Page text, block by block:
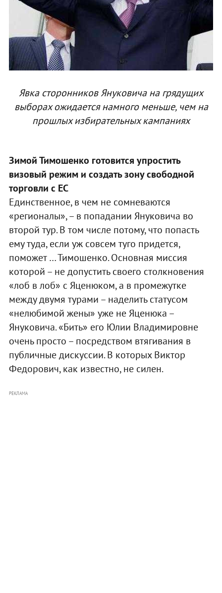
Явка сторонников Януковича на грядущих
выборах ожидается намного меньше, чем на
прошлых избирательных кампаниях
Зимой Тимошенко готовится упростить
визовый режим и создать зону свободной
торговли с ЕС
Единственное, в чем не сомневаются
«регионалы», – в попадании Януковича во
второй тур. В том числе потому, что попасть
ему туда, если уж совсем туго придется,
поможет … Тимошенко. Основная миссия
которой – не допустить своего столкновения
«лоб в лоб» с Яценюком, а в промежутке
между двумя турами – наделить статусом
«нелюбимой жены» уже не Яценюка –
Януковича. «Бить» его Юлии Владимировне
очень просто – посредством втягивания в
публичные дискуссии. В которых Виктор
Федорович, как известно, не силен.
РЕКЛАМА